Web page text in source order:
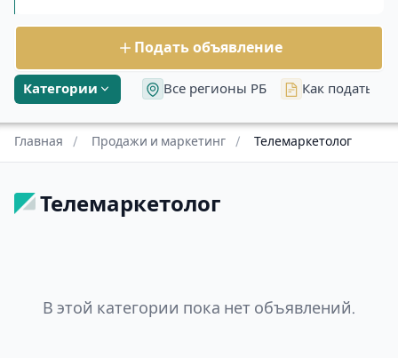
Категории Все регионы РБ Как подать
Подать объявление
Главная / Продажи и маркетинг / Телемаркетолог
Телемаркетолог
В этой категории пока нет объявлений.